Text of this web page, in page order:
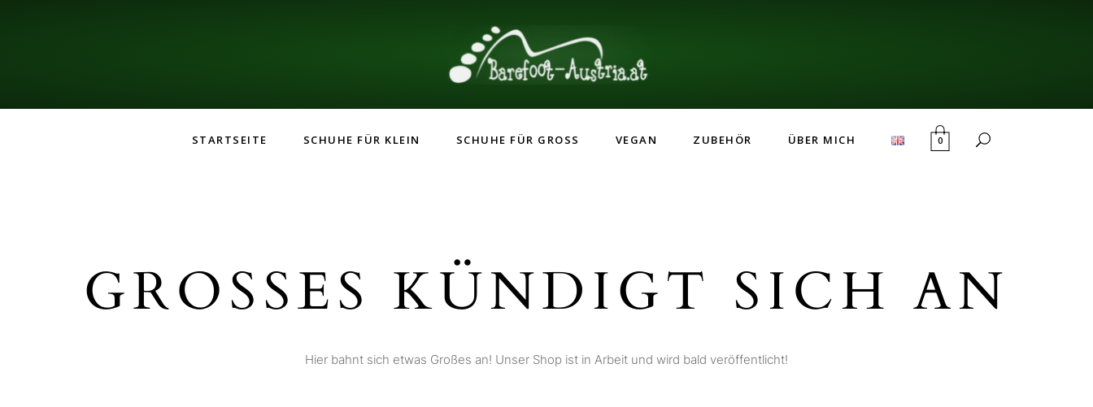
STARTSEITE SCHUHE FÜR KLEIN SCHUHE FÜR GROSS VEGAN ZUBEHÖR ÜBER MICH 0
GROSSES KÜNDIGT SICH AN
Hier bahnt sich etwas Großes an! Unser Shop ist in Arbeit und wird bald veröffentlicht!